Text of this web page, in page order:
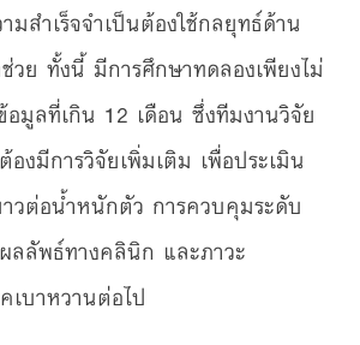
มสำเร็จจำเป็นต้องใช้กลยุทธ์ด้าน
วย ทั้งนี้ มีการศึกษาทดลองเพียงไม่
มูลที่เกิน 12 เดือน ซึ่งทีมงานวิจัย
องมีการวิจัยเพิ่มเติม เพื่อประเมิน
วต่อน้ำหนักตัว การควบคุมระดับ
ลลัพธ์ทางคลินิก และภาวะ
เบาหวานต่อไป